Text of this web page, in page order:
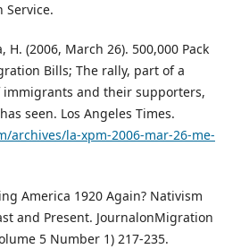
Service.
H. (2006, March 26). 500,000 Pack
Bills; The rally, part of a
immigrants and their supporters,
seen. Los Angeles Times.
archives/la-xpm-2006-mar-26-me-
America 1920 Again? Nativism
and Present. JournalonMigration
5 Number 1) 217-235.